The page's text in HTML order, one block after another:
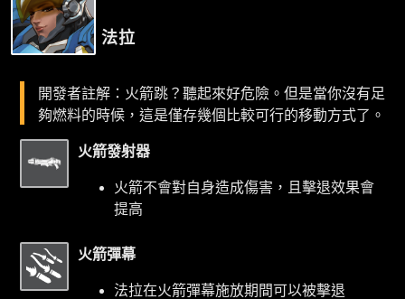
法拉
開發者註解：火箭跳？聽起來好危險。但是當你沒有足
夠燃料的時候，這是僅存幾個比較可行的移動方式了。
火箭發射器
火箭不會對自身造成傷害，且擊退效果會
提高
火箭彈幕
法拉在火箭彈幕施放期間可以被擊退